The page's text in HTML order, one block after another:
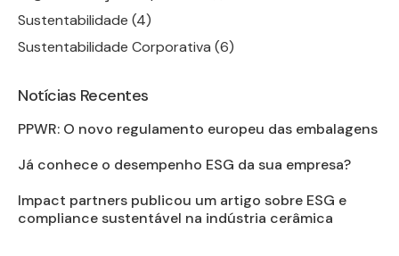
Sustentabilidade (4)
Sustentabilidade Corporativa (6)
Notícias Recentes
PPWR: O novo regulamento europeu das embalagens
Já conhece o desempenho ESG da sua empresa?
Impact partners publicou um artigo sobre ESG e
compliance sustentável na indústria cerâmica